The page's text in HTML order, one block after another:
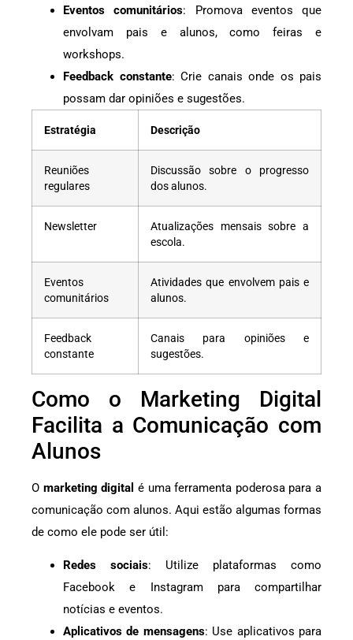
Eventos comunitários: Promova eventos que
envolvam pais e alunos, como feiras e
workshops.
Feedback constante: Crie canais onde os pais
possam dar opiniões e sugestões.
Estratégia Descrição
Reuniões
regulares
Discussão sobre o progresso
dos alunos.
Newsletter
Atualizações mensais sobre a
escola.
Eventos
comunitários
Atividades que envolvem pais e
alunos.
Feedback
constante
Canais para opiniões e
sugestões.
Como o Marketing Digital
Facilita a Comunicação com
Alunos
O marketing digital é uma ferramenta poderosa para a
comunicação com alunos. Aqui estão algumas formas
de como ele pode ser útil:
Redes sociais: Utilize plataformas como
Facebook e Instagram para compartilhar
notícias e eventos.
Aplicativos de mensagens: Use aplicativos para